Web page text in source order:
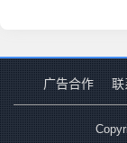
广告合作 联